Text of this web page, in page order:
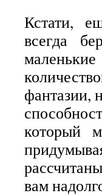
Кстати,
всегда
фантазии,
который
вам